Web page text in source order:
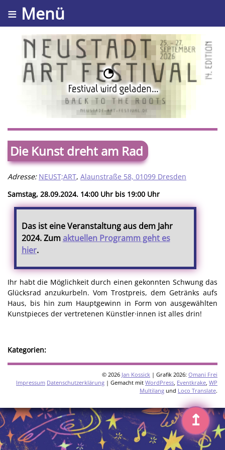
≡ Menü
Die Kunst dreht am Rad
Adresse: NEUST;ART, Alaunstraße 58, 01099 Dresden
Samstag, 28.09.2024. 14:00 Uhr bis 19:00 Uhr
Das ist eine Veranstaltung aus dem Jahr
2024. Zumaktuellen Programm geht es
hier.
Ihr habt die Möglichkeit durch einen gekonnten Schwung das
Glücksrad anzukurbeln. Vom Trostpreis, dem Getränks aufs
Haus, bis hin zum Hauptgewinn in Form von ausgewählten
Kunstpieces der vertretenen Künstler·innen ist alles drin!
Kategorien:
© 2026 Jan Kossick | Grafik 2026: Omani Frei
Impressum Datenschutzerklärung | Gemacht mit WordPress Eventkrake WP
Multilang und Loco Translate.
↥